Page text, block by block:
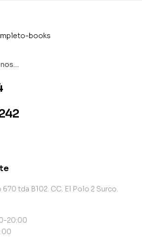
tda B102. CC. El Polo 2 Surco.
20:00